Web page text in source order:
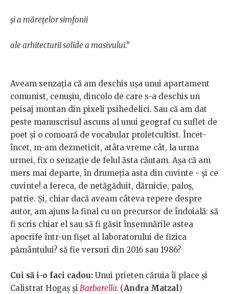
și a mărețelor simfonii
ale arhitecturii solide a masivului.”
Aveam senzația că am deschis ușa unui apartament
comunist, cenușiu, dincolo de care s-a deschis un
peisaj montan din pixeli psihedelici. Sau că am dat
peste manuscrisul ascuns al unui geograf cu suflet de
poet și o comoară de vocabular proletcultist. Încet-
încet, m-am dezmeticit, atâta vreme cât, la urma
urmei, fix o senzație de felul ăsta căutam. Așa că am
mers mai departe, în drumeția asta din cuvinte - și ce
cuvinte! a fereca, de netăgăduit, dărnicie, paloș,
patrie. Și, chiar dacă aveam câteva repere despre
autor, am ajuns la final cu un precursor de îndoială: să
fi scris chiar el sau să fi găsit însemnările astea
apocrife într-un fișet al laboratorului de fizica
pământului? să fie versuri din 2016 sau 1986?
Cui să i-o faci cadou: Unui prieten căruia îi place și
Calistrat Hogaș șiBarbarella. (Andra Matzal)